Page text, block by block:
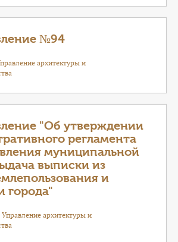
№94
архитектуры и
"Об утверждении
регламента
муниципальной
выписки из
и
города"
Управление архитектуры и